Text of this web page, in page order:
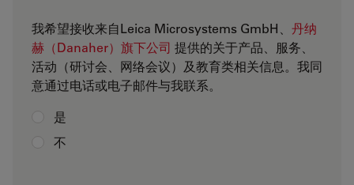
我希望接收来自Leica Microsystems GmbH、 丹纳
赫（Danaher）旗下公司 提供的关于产品、服务、
活动（研讨会、网络会议）及教育类相关信息。我同
意通过电话或电子邮件与我联系。
是
不